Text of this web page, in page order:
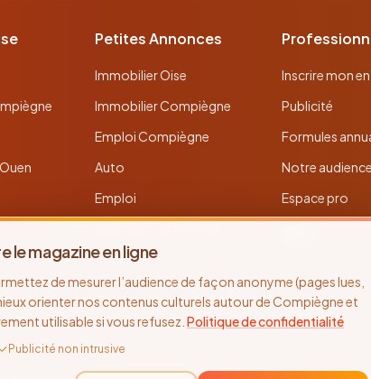
Petites Annonces
Immobilier Oise
Immobilier Compiègne
Emploi Compiègne
Auto
Emploi
Toutes les annonces
Inscrire mon
Publicité
Formules
Notre audience
Espace pro
le magazine en ligne
de mesurer l’audience de façon anonyme (pages lues,
orienter nos contenus culturels autour de Compiègne et
utilisable si vous refusez. Politique de confidentialité
✓ Publicité non intrusive